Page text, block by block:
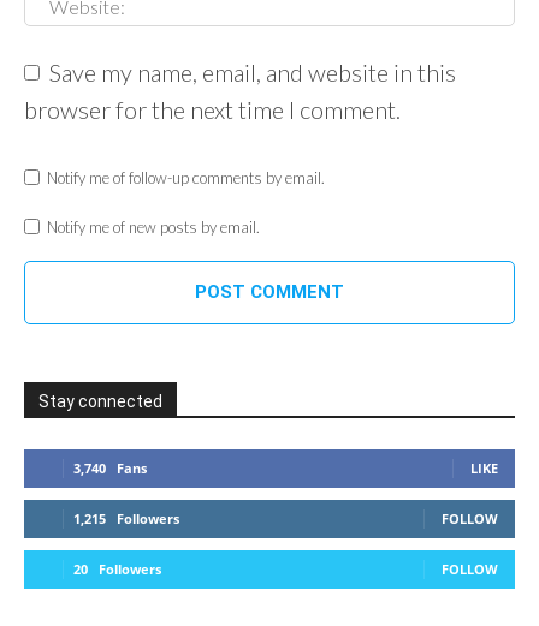
Save my name, email, and website in this
browser for the next time I comment.
Notify me of follow-up comments by email.
Notify me of new posts by email.
Stay connected
3,740 Fans LIKE
1,215 Followers FOLLOW
20 Followers FOLLOW